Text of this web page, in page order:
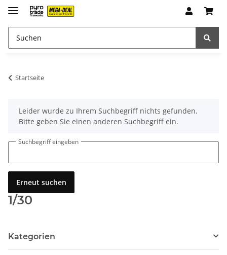
Startseite
xLeider wurde zu Ihrem Suchbegriff nichts gefunden.
Bitte geben Sie einen anderen Suchbegriff ein.
Suchbegriff eingeben
Erneut suchen
1/30
Kategorien